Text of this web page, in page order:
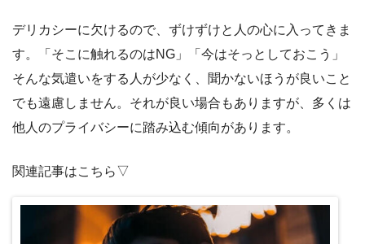
デリカシーに欠けるので、ずけずけと人の心に入ってきま
す。「そこに触れるのはNG」「今はそっとしておこう」
そんな気遣いをする人が少なく、聞かないほうが良いこと
でも遠慮しません。それが良い場合もありますが、多くは
他人のプライバシーに踏み込む傾向があります。
関連記事はこちら▽